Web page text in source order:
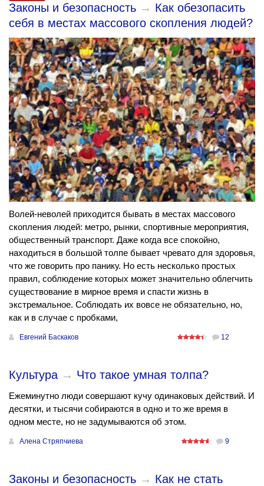
Законы и безопасность → Как обезопасить
себя в местах массового скопления людей?
Волей-неволей приходится бывать в местах массового
скопления людей: метро, рынки, спортивные мероприятия,
общественный транспорт. Даже когда все спокойно,
находиться в большой толпе бывает чревато для здоровья,
что же говорить про панику. Но есть несколько простых
правил, соблюдение которых может значительно облегчить
существование в мирное время и спасти жизнь в
экстремальное. Соблюдать их вовсе не обязательно, но,
как и в случае с пробками,
Евгений Баскаков 12
Культура → Что такое умная толпа?
Ежеминутно люди совершают кучу одинаковых действий. И
десятки, и тысячи собираются в одно и то же время в
одном месте, но не задумываются об этом.
Алена Стряпчиева 9
Законы и безопасность → Как не стать